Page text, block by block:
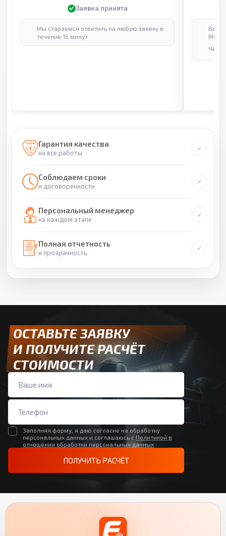
Заявка принята
Мы стараемся ответить на любую заявку в
течение 15 минут
Гарантия качества
на все работы
Соблюдаем сроки
и договоренности
Персональный менеджер
на каждом этапе
Полная отчетность
и прозрачность
ОСТАВЬТЕ ЗАЯВКУ
И ПОЛУЧИТЕ РАСЧЁТ
СТОИМОСТИ
Заполняя форму, я даю согласие на обработку
персональных данных и соглашаюсь с Политикой в
отношении обработки персональных данных
ПОЛУЧИТЬ РАСЧЁТ